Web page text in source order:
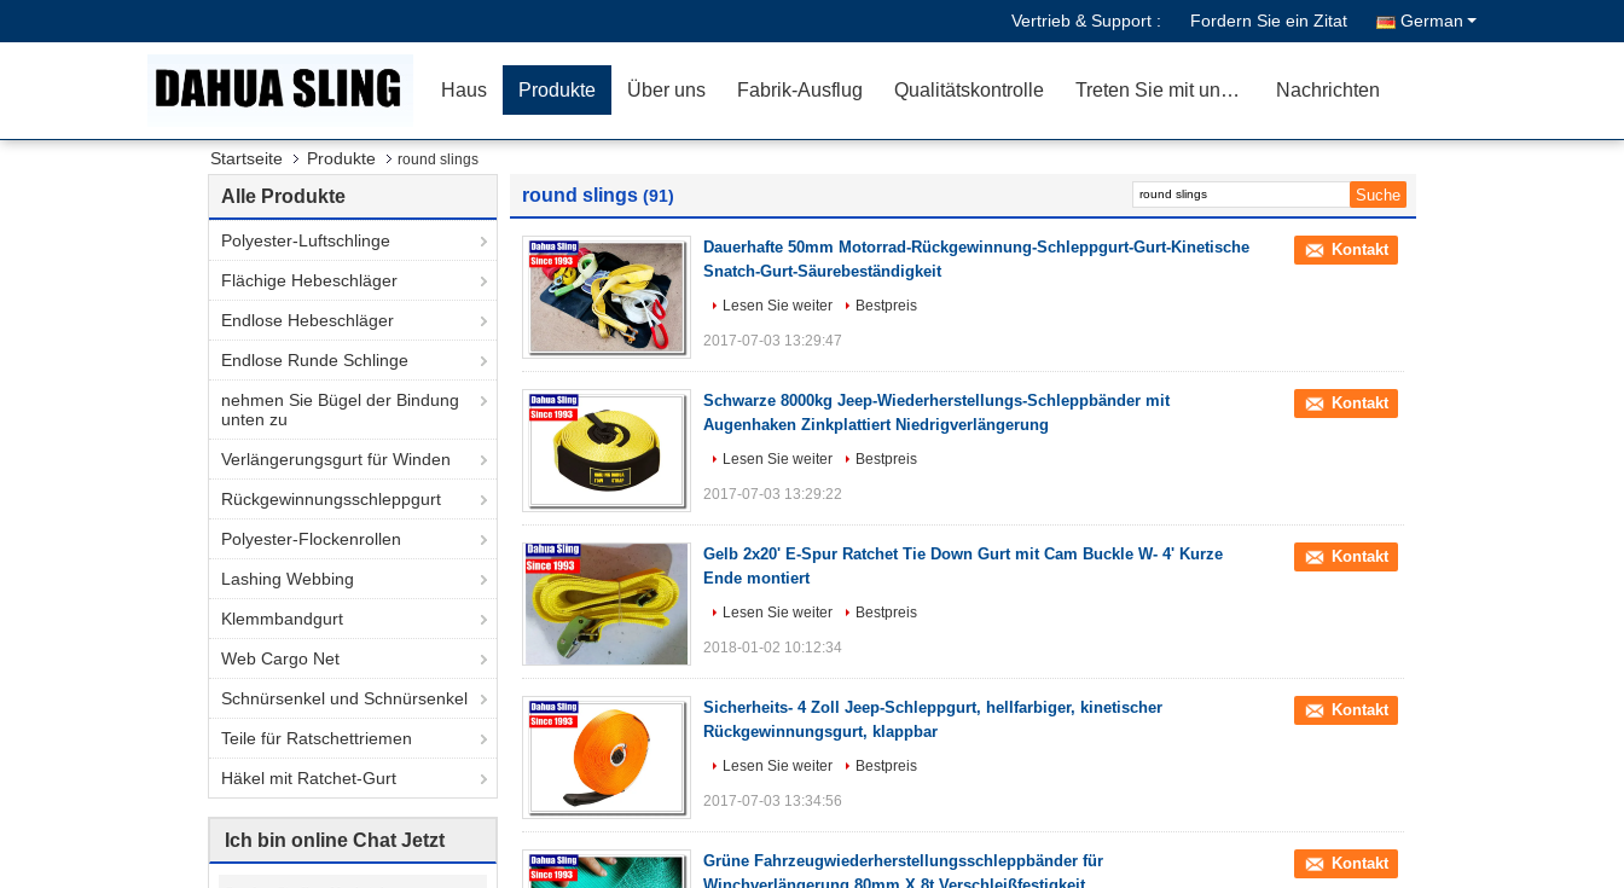
Vertrieb & Support : Fordern Sie ein Zitat German
Haus Produkte Über uns Fabrik-Ausflug Qualitätskontrolle Treten Sie mit uns in Verbindung Nachrichten
Startseite Produkte round slings
Alle Produkte
Polyester-Luftschlinge
Flächige Hebeschläger
Endlose Hebeschläger
Endlose Runde Schlinge
nehmen Sie Bügel der Bindung
unten zu
Verlängerungsgurt für Winden
Rückgewinnungsschleppgurt
Polyester-Flockenrollen
Lashing Webbing
Klemmbandgurt
Web Cargo Net
Schnürsenkel und Schnürsenkel
Teile für Ratschettriemen
Häkel mit Ratchet-Gurt
Ich bin online Chat Jetzt
round slings (91)
Dauerhafte 50mm Motorrad-Rückgewinnung-Schleppgurt-Gurt-Kinetische
Snatch-Gurt-Säurebeständigkeit
Kontakt
Lesen Sie weiter Bestpreis
2017-07-03 13:29:47
Schwarze 8000kg Jeep-Wiederherstellungs-Schleppbänder mit
Augenhaken Zinkplattiert Niedrigverlängerung
Kontakt
Lesen Sie weiter Bestpreis
2017-07-03 13:29:22
Gelb 2x20' E-Spur Ratchet Tie Down Gurt mit Cam Buckle W- 4' Kurze
Ende montiert
Kontakt
Lesen Sie weiter Bestpreis
2018-01-02 10:12:34
Sicherheits- 4 Zoll Jeep-Schleppgurt, hellfarbiger, kinetischer
Rückgewinnungsgurt, klappbar
Kontakt
Lesen Sie weiter Bestpreis
2017-07-03 13:34:56
Grüne Fahrzeugwiederherstellungsschleppbänder für
Kontakt